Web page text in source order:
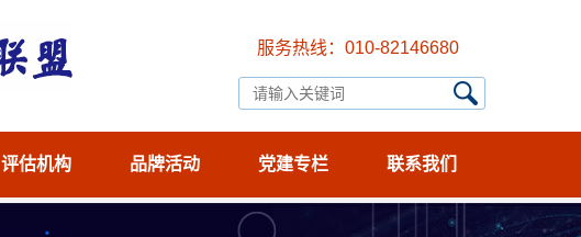
服务热线：010-82146680
评估机构 品牌活动 党建专栏 联系我们